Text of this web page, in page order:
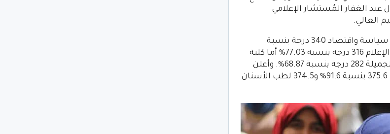
عبد الغفار المُستشار الإعلامي
العالي.
وأعلن الدكتور أيمن عاشور، أن الحد الأدنى للقبول بكليات سياسة واقتصاد 340 درجة بنسبة
82.92%، فيما جاءت الألسن بـ329 درجة بنسبة 80.24%. والإعلام 316 درجة بنسبة 77.03% أما كلية
الآثار كان الحد الأدنى 315 درجة بنسبة 76.82 %. والفنون الجميلة 282 درجة بنسبة 68.87%. وأعلن
الحدود الدنيا لقبول الشعبة العلمية كلية الطب البشرى 375.6 بنسبة 91.6% و374.5 لطب الأسنان